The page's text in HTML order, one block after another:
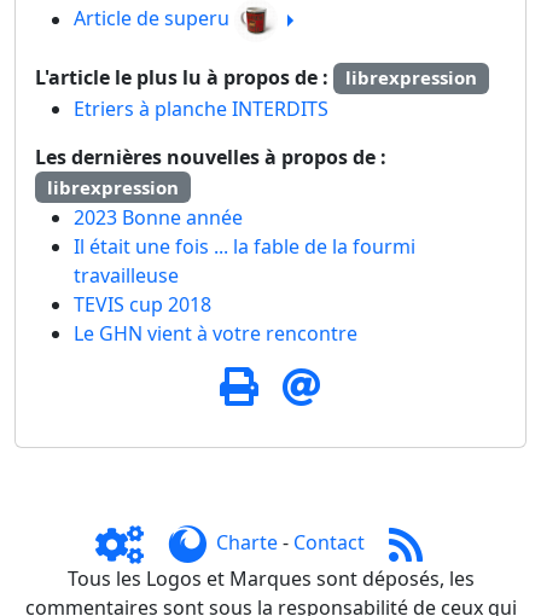
Article de superu
L'article le plus lu à propos de : librexpression
Etriers à planche INTERDITS
Les dernières nouvelles à propos de :
librexpression
2023 Bonne année
Il était une fois ... la fable de la fourmi
travailleuse
TEVIS cup 2018
Le GHN vient à votre rencontre
Charte- Contact
Tous les Logos et Marques sont déposés, les
commentaires sont sous la responsabilité de ceux qui